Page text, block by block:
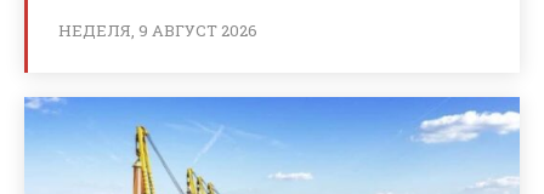
НЕДЕЛЯ, 9 АВГУСТ 2026